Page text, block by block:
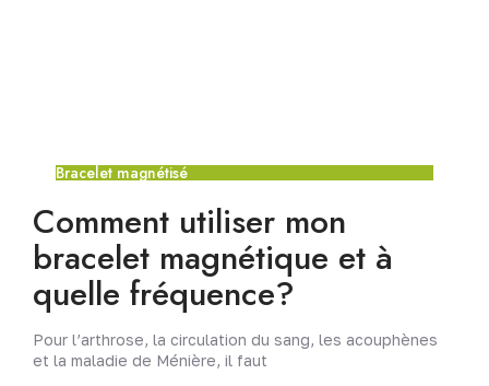
Bracelet magnétisé
Comment utiliser mon
bracelet magnétique et à
quelle fréquence?
Pour l’arthrose, la circulation du sang, les acouphènes
et la maladie de Ménière, il faut